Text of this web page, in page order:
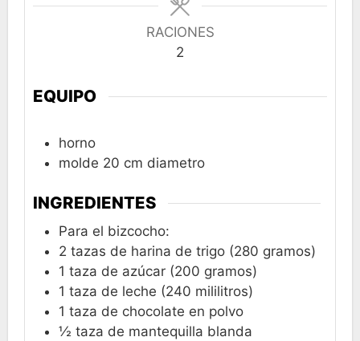
RACIONES
2
EQUIPO
horno
molde 20 cm diametro
INGREDIENTES
Para el bizcocho:
2 tazas de harina de trigo (280 gramos)
1 taza de azúcar (200 gramos)
1 taza de leche (240 mililitros)
1 taza de chocolate en polvo
½ taza de mantequilla blanda